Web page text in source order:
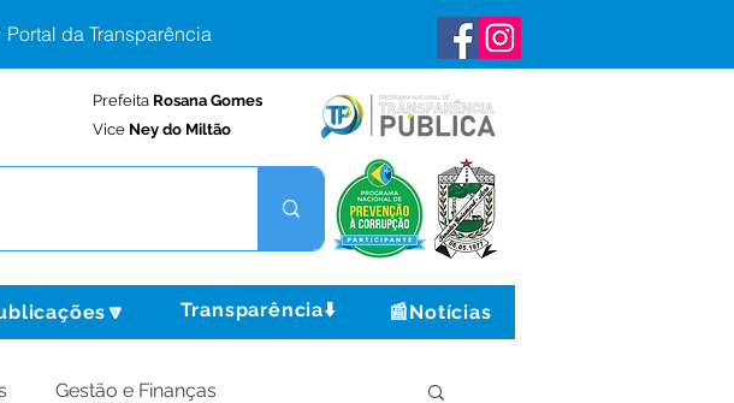
Portal da Transparência
Prefeita Rosana Gomes
Vice Ney do Miltão
Transparência⬇️ 📰Notícias
Gestão e Finanças